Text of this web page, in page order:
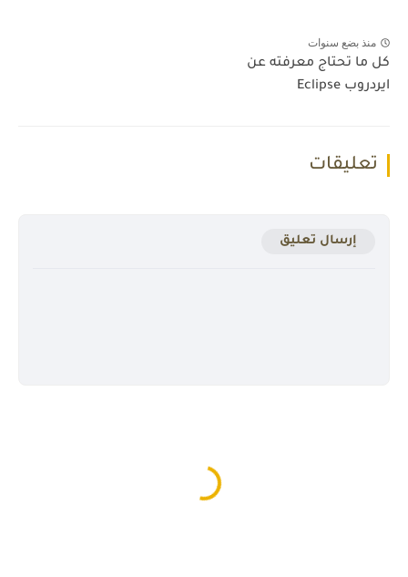
منذ بضع سنوات
كل ما تحتاج معرفته عن
ايردروب Eclipse
تعليقات
إرسال تعليق